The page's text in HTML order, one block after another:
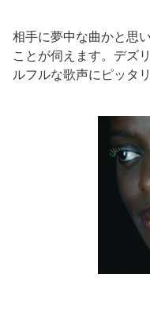
相手に夢中な曲かと思
ことが伺えます。デズ
ルフルな歌声にピッタ